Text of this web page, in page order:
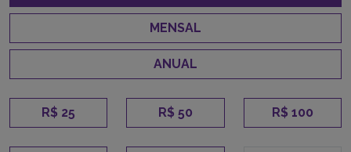
MENSAL
ANUAL
R$ 25 R$ 50 R$ 100